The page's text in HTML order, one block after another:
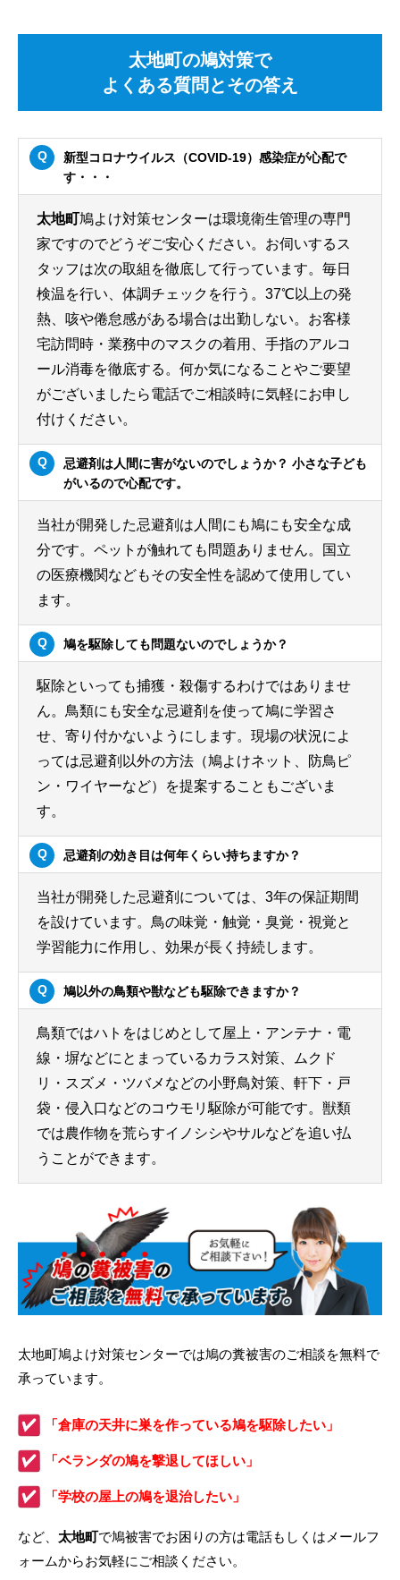
太地町の鳩対策で
よくある質問とその答え
新型コロナウイルス（COVID-19）感染症が心配で
す・・・
太地町鳩よけ対策センターは環境衛生管理の専門
家ですのでどうぞご安心ください。お伺いするス
タッフは次の取組を徹底して行っています。毎日
検温を行い、体調チェックを行う。37℃以上の発
熱、咳や倦怠感がある場合は出勤しない。お客様
宅訪問時・業務中のマスクの着用、手指のアルコ
ール消毒を徹底する。何か気になることやご要望
がございましたら電話でご相談時に気軽にお申し
付けください。
忌避剤は人間に害がないのでしょうか？ 小さな子ども
がいるので心配です。
当社が開発した忌避剤は人間にも鳩にも安全な成
分です。ペットが触れても問題ありません。国立
の医療機関などもその安全性を認めて使用してい
ます。
鳩を駆除しても問題ないのでしょうか？
駆除といっても捕獲・殺傷するわけではありませ
ん。鳥類にも安全な忌避剤を使って鳩に学習さ
せ、寄り付かないようにします。現場の状況によ
っては忌避剤以外の方法（鳩よけネット、防鳥ピ
ン・ワイヤーなど）を提案することもございま
す。
忌避剤の効き目は何年くらい持ちますか？
当社が開発した忌避剤については、3年の保証期間
を設けています。鳥の味覚・触覚・臭覚・視覚と
学習能力に作用し、効果が長く持続します。
鳩以外の鳥類や獣なども駆除できますか？
鳥類ではハトをはじめとして屋上・アンテナ・電
線・塀などにとまっているカラス対策、ムクド
リ・スズメ・ツバメなどの小野鳥対策、軒下・戸
袋・侵入口などのコウモリ駆除が可能です。獣類
では農作物を荒らすイノシシやサルなどを追い払
うことができます。
太地町鳩よけ対策センターでは鳩の糞被害のご相談を無料で
承っています。
「倉庫の天井に巣を作っている鳩を駆除したい」
「ベランダの鳩を撃退してほしい」
「学校の屋上の鳩を退治したい」
など、 太地町で鳩被害でお困りの方は電話もしくはメールフ
ォームからお気軽にご相談ください。